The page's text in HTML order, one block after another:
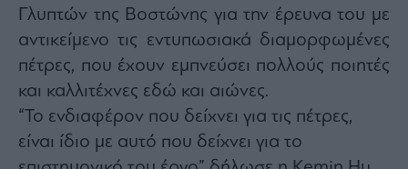
Μετοχές
Αγορές
Trader's
book
Buy-
Hold-
Sell
Γλυπτών της Βοστώνης για την έρευνα του με
αντικείμενο τις εντυπωσιακά διαμορφωμένες
πέτρες, που έχουν εμπνεύσει πολλούς ποιητές
και καλλιτέχνες εδώ και αιώνες.
“Το ενδιαφέρον που δείχνει για τις πέτρες,
είναι ίδιο με αυτό που δείχνει για το